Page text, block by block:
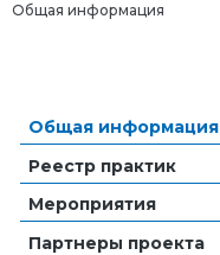
Общая информация
Общая информация
Реестр практик
Мероприятия
Партнеры проекта